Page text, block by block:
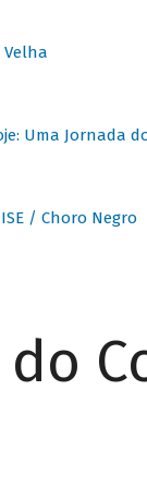
Velha
Uma Jornada
/ Choro Negro